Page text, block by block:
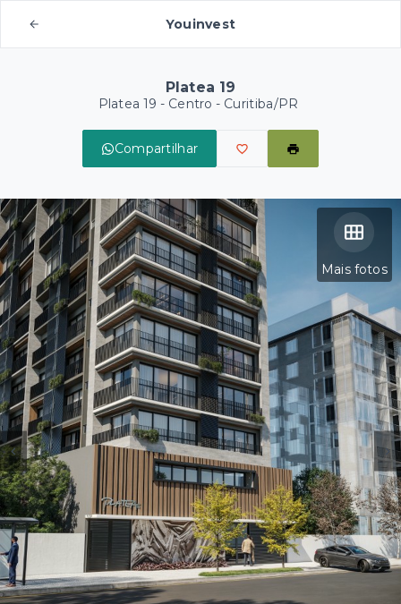
Youinvest
Platea 19
Platea 19 - Centro - Curitiba/PR
Compartilhar
Mais fotos